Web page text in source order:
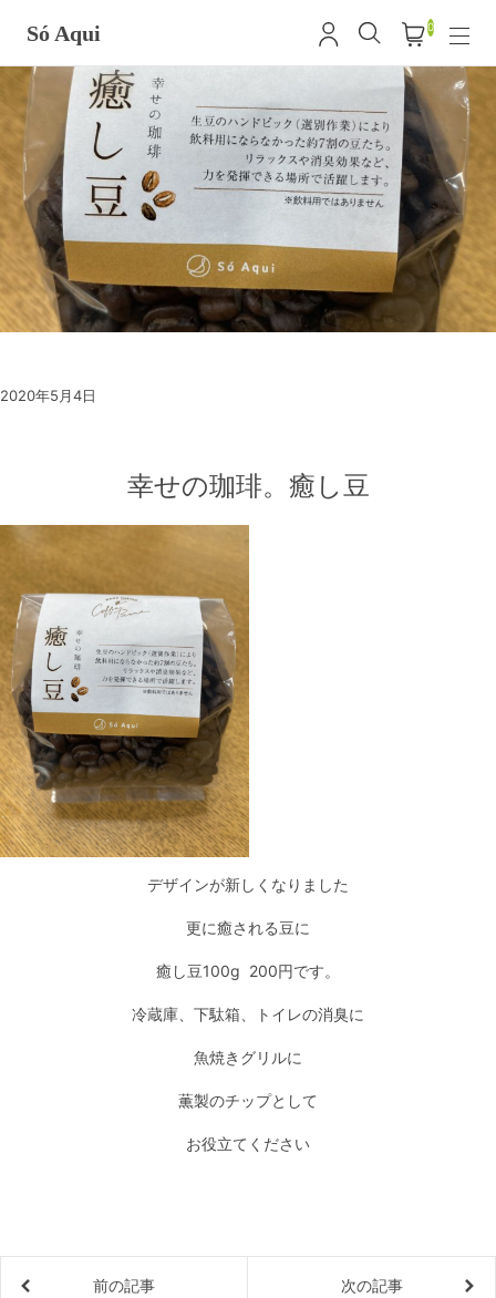
Só Aqui 0
2020年5月4日
幸せの珈琲。癒し豆
デザインが新しくなりました
更に癒される豆に
癒し豆100g 200円です。
冷蔵庫、下駄箱、トイレの消臭に
魚焼きグリルに
薫製のチップとして
お役立てください
前の記事 次の記事